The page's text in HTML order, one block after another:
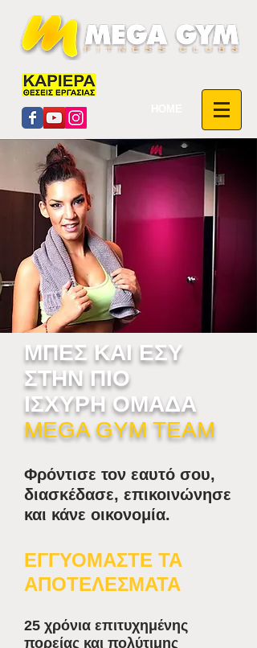
ΜΠΕΣ ΚΑΙ ΕΣΥ
ΣΤΗΝ ΠΙΟ
ΙΣΧΥΡΗ ΟΜΑΔΑ
MEGA GYM TEAM
Φρόντισε τον εαυτό σου,
διασκέδασε, επικοινώνησε
και κάνε οικονομία.
ΕΓΓΥΟΜΑΣΤΕ ΤΑ
ΑΠΟΤΕΛΕΣΜΑΤΑ
25 χρόνια επιτυχημένης
πορείας και πολύτιμης